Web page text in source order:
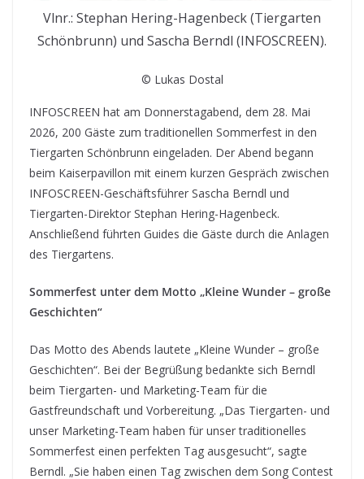
Vlnr.: Stephan Hering-Hagenbeck (Tiergarten
Schönbrunn) und Sascha Berndl (INFOSCREEN).
© Lukas Dostal
INFOSCREEN hat am Donnerstagabend, dem 28. Mai
2026, 200 Gäste zum traditionellen Sommerfest in den
Tiergarten Schönbrunn eingeladen. Der Abend begann
beim Kaiserpavillon mit einem kurzen Gespräch zwischen
INFOSCREEN-Geschäftsführer Sascha Berndl und
Tiergarten-Direktor Stephan Hering-Hagenbeck.
Anschließend führten Guides die Gäste durch die Anlagen
des Tiergartens.
Sommerfest unter dem Motto „Kleine Wunder – große
Geschichten“
Das Motto des Abends lautete „Kleine Wunder – große
Geschichten“. Bei der Begrüßung bedankte sich Berndl
beim Tiergarten- und Marketing-Team für die
Gastfreundschaft und Vorbereitung. „Das Tiergarten- und
unser Marketing-Team haben für unser traditionelles
Sommerfest einen perfekten Tag ausgesucht“, sagte
Berndl. „Sie haben einen Tag zwischen dem Song Contest